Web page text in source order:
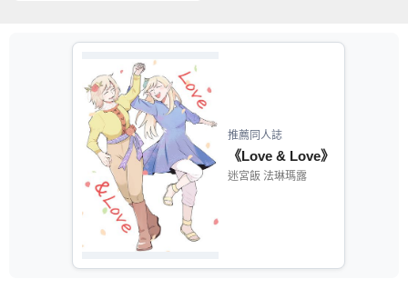
推薦同人誌
《Love & Love》
迷宮飯 法琳瑪露